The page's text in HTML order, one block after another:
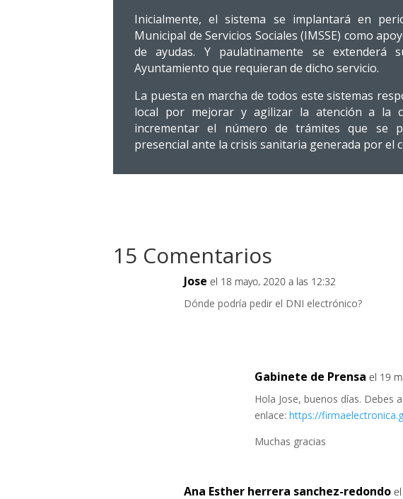
Inicialmente, el sistema se implantará en
Municipal de Servicios Sociales (IMSSE) como
de ayudas. Y paulatinamente se
Ayuntamiento que requieran de dicho servicio.
La puesta en marcha de todos este sistemas
local por mejorar y agilizar la atención a la
incrementar el número de trámites que se
presencial ante la crisis sanitaria generada por el
15 Comentarios
Jose el 18 mayo, 2020 a las 12:32
Dónde podría pedir el DNI electrónico?
Gabinete de Prensa el 19
Hola Jose, buenos días. Debes
enlace: https://
Muchas gracias
Ana Esther herrera sanchez-redondo